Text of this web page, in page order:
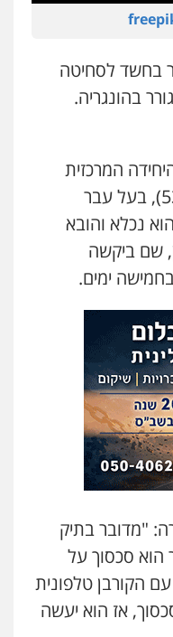
מעצרים וחקירות
מעצרים וחקירות
שרקי
מרב"ד
תעבורה אסירים
מעצרים וחקירות
דין
צווארון לבן
בחשד לסחיטה
בהונגריה.
המרכזית
(53), בעל עבר
נכלא והובא
שם ביקשה
ימים.
"מדובר בתיק
הוא סכסוך על
הקורבן טלפונית
אז הוא יעשה